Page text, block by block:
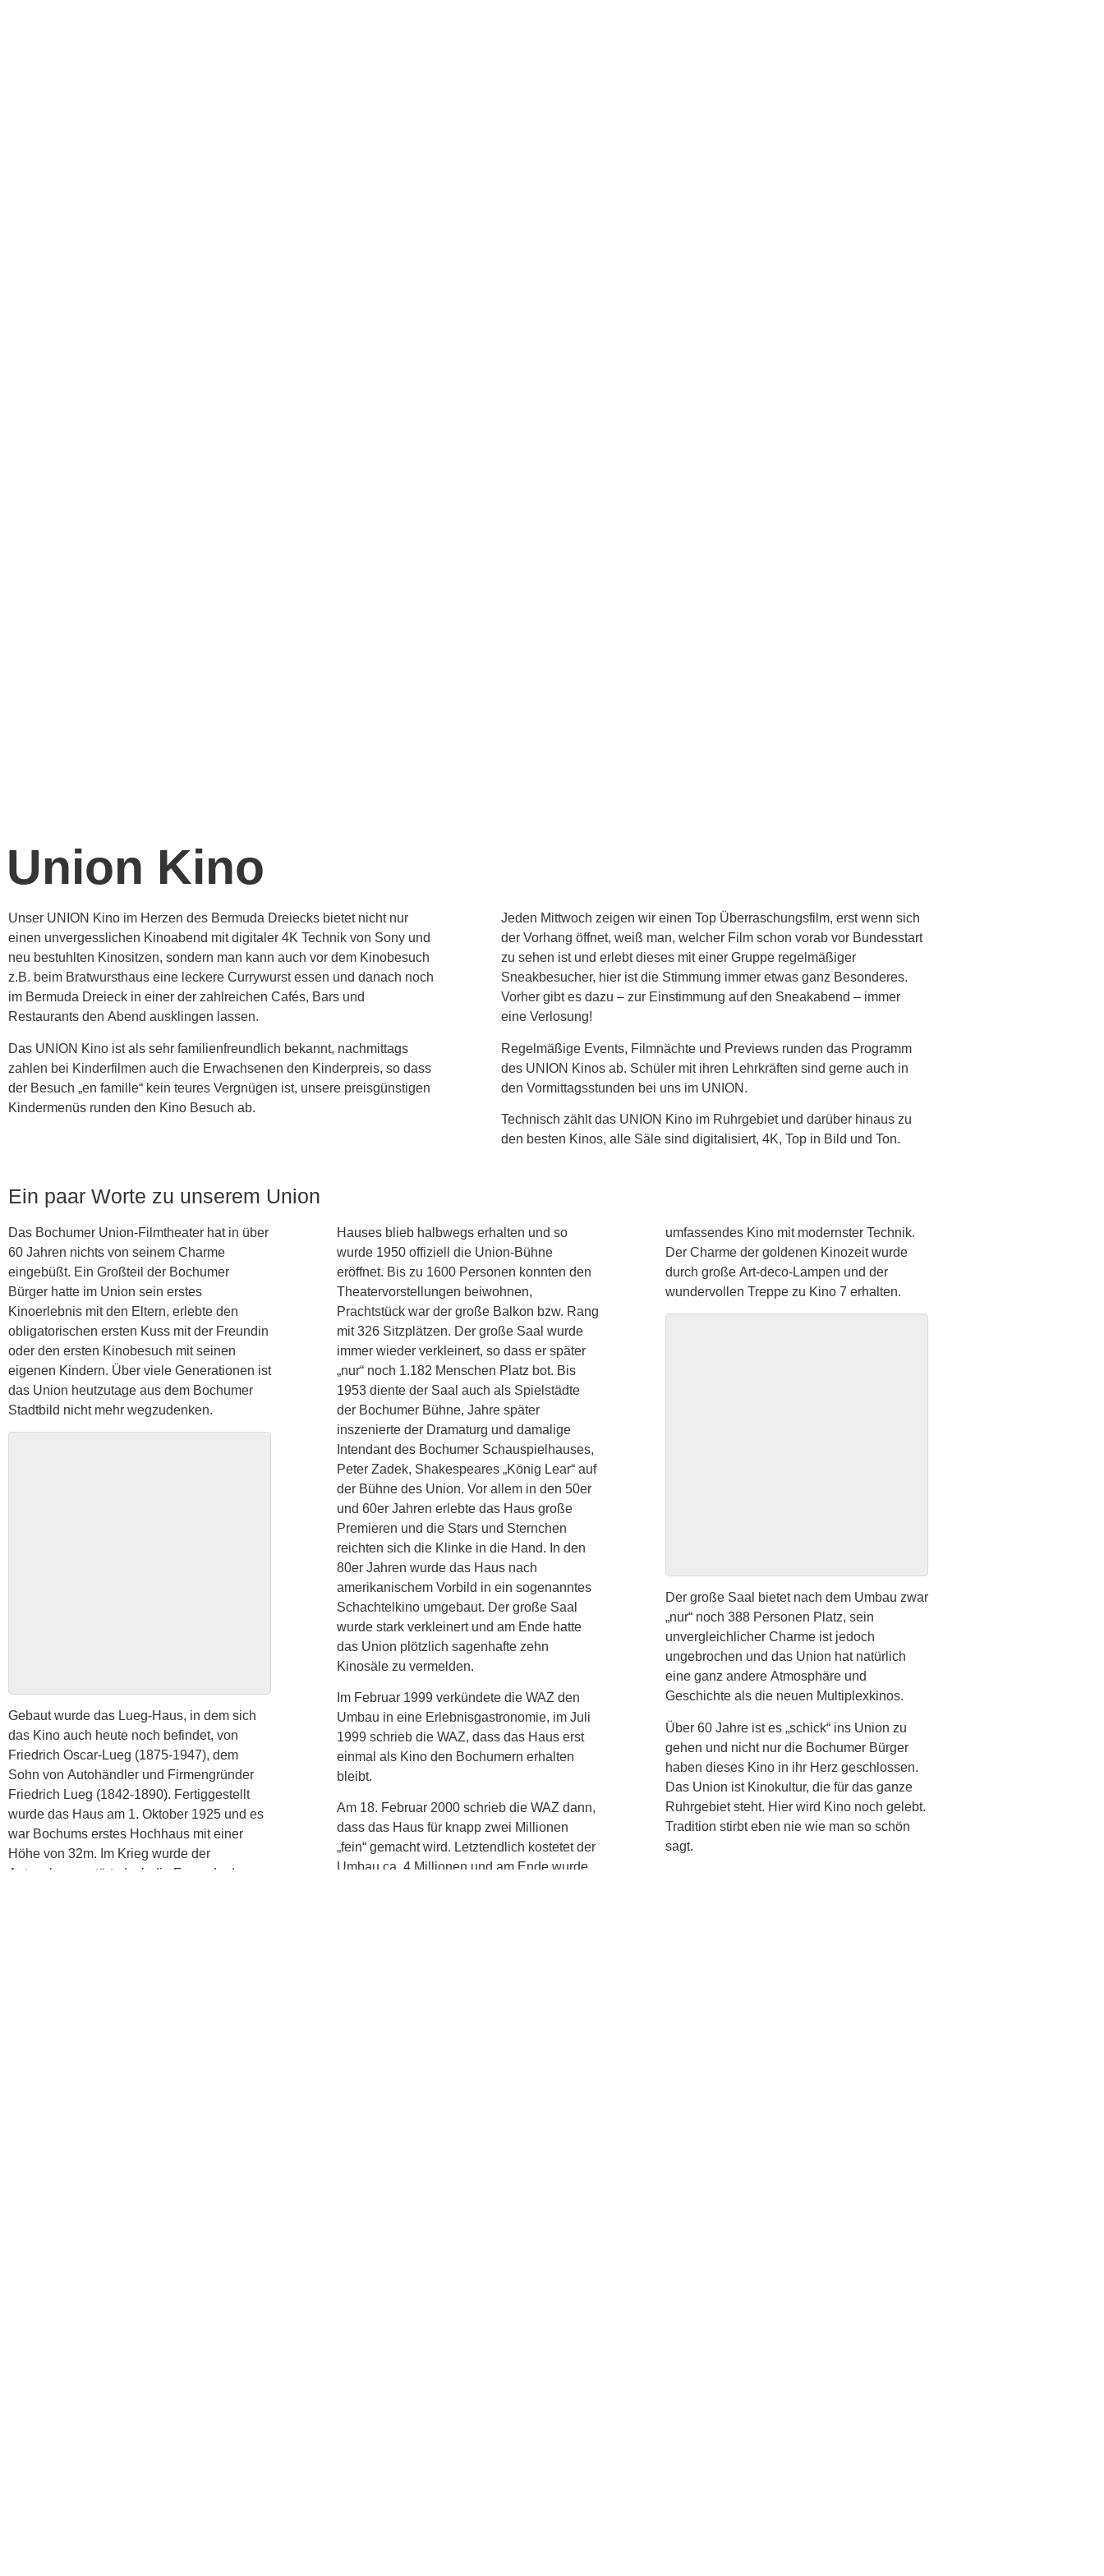
Union Kino
Unser UNION Kino im Herzen des Bermuda Dreiecks bietet nicht nur
einen unvergesslichen Kinoabend mit digitaler 4K Technik von Sony und
neu bestuhlten Kinositzen, sondern man kann auch vor dem Kinobesuch
z.B. beim Bratwursthaus eine leckere Currywurst essen und danach noch
im Bermuda Dreieck in einer der zahlreichen Cafés, Bars und
Restaurants den Abend ausklingen lassen.
Das UNION Kino ist als sehr familienfreundlich bekannt, nachmittags
zahlen bei Kinderfilmen auch die Erwachsenen den Kinderpreis, so dass
der Besuch „en famille“ kein teures Vergnügen ist, unsere preisgünstigen
Kindermenüs runden den Kino Besuch ab.
Jeden Mittwoch zeigen wir einen Top Überraschungsfilm, erst wenn sich
der Vorhang öffnet, weiß man, welcher Film schon vorab vor Bundesstart
zu sehen ist und erlebt dieses mit einer Gruppe regelmäßiger
Sneakbesucher, hier ist die Stimmung immer etwas ganz Besonderes.
Vorher gibt es dazu – zur Einstimmung auf den Sneakabend – immer
eine Verlosung!
Regelmäßige Events, Filmnächte und Previews runden das Programm
des UNION Kinos ab. Schüler mit ihren Lehrkräften sind gerne auch in
den Vormittagsstunden bei uns im UNION.
Technisch zählt das UNION Kino im Ruhrgebiet und darüber hinaus zu
den besten Kinos, alle Säle sind digitalisiert, 4K, Top in Bild und Ton.
Ein paar Worte zu unserem Union
Das Bochumer Union-Filmtheater hat in über
60 Jahren nichts von seinem Charme
eingebüßt. Ein Großteil der Bochumer
Bürger hatte im Union sein erstes
Kinoerlebnis mit den Eltern, erlebte den
obligatorischen ersten Kuss mit der Freundin
oder den ersten Kinobesuch mit seinen
eigenen Kindern. Über viele Generationen ist
das Union heutzutage aus dem Bochumer
Stadtbild nicht mehr wegzudenken.
Gebaut wurde das Lueg-Haus, in dem sich
das Kino auch heute noch befindet, von
Friedrich Oscar-Lueg (1875-1947), dem
Sohn von Autohändler und Firmengründer
Friedrich Lueg (1842-1890). Fertiggestellt
wurde das Haus am 1. Oktober 1925 und es
war Bochums erstes Hochhaus mit einer
Höhe von 32m. Im Krieg wurde der
Autosalon zerstört, doch die Fassade des
Hauses blieb halbwegs erhalten und so
wurde 1950 offiziell die Union-Bühne
eröffnet. Bis zu 1600 Personen konnten den
Theatervorstellungen beiwohnen,
Prachtstück war der große Balkon bzw. Rang
mit 326 Sitzplätzen. Der große Saal wurde
immer wieder verkleinert, so dass er später
„nur“ noch 1.182 Menschen Platz bot. Bis
1953 diente der Saal auch als Spielstädte
der Bochumer Bühne, Jahre später
inszenierte der Dramaturg und damalige
Intendant des Bochumer Schauspielhauses,
Peter Zadek, Shakespeares „König Lear“ auf
der Bühne des Union. Vor allem in den 50er
und 60er Jahren erlebte das Haus große
Premieren und die Stars und Sternchen
reichten sich die Klinke in die Hand. In den
80er Jahren wurde das Haus nach
amerikanischem Vorbild in ein sogenanntes
Schachtelkino umgebaut. Der große Saal
wurde stark verkleinert und am Ende hatte
das Union plötzlich sagenhafte zehn
Kinosäle zu vermelden.
Im Februar 1999 verkündete die WAZ den
Umbau in eine Erlebnisgastronomie, im Juli
1999 schrieb die WAZ, dass das Haus erst
einmal als Kino den Bochumern erhalten
bleibt.
Am 18. Februar 2000 schrieb die WAZ dann,
dass das Haus für knapp zwei Millionen
„fein“ gemacht wird. Letztendlich kostetet der
Umbau ca. 4 Millionen und am Ende wurde
umfassendes Kino mit modernster Technik.
Der Charme der goldenen Kinozeit wurde
durch große Art-deco-Lampen und der
wundervollen Treppe zu Kino 7 erhalten.
Der große Saal bietet nach dem Umbau zwar
„nur“ noch 388 Personen Platz, sein
unvergleichlicher Charme ist jedoch
ungebrochen und das Union hat natürlich
eine ganz andere Atmosphäre und
Geschichte als die neuen Multiplexkinos.
Über 60 Jahre ist es „schick“ ins Union zu
gehen und nicht nur die Bochumer Bürger
haben dieses Kino in ihr Herz geschlossen.
Das Union ist Kinokultur, die für das ganze
Ruhrgebiet steht. Hier wird Kino noch gelebt.
Tradition stirbt eben nie wie man so schön
sagt.